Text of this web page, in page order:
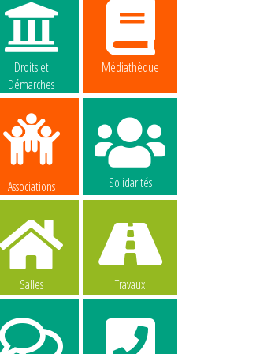
Droits et
Démarches
Médiathèque
Associations Solidarités
Salles Travaux